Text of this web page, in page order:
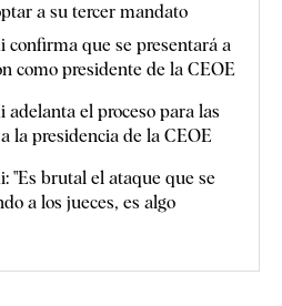
a su tercer mandato
confirma que se presentará a
como presidente de la CEOE
adelanta el proceso para las
la presidencia de la CEOE
"Es brutal el ataque que se
a los jueces, es algo